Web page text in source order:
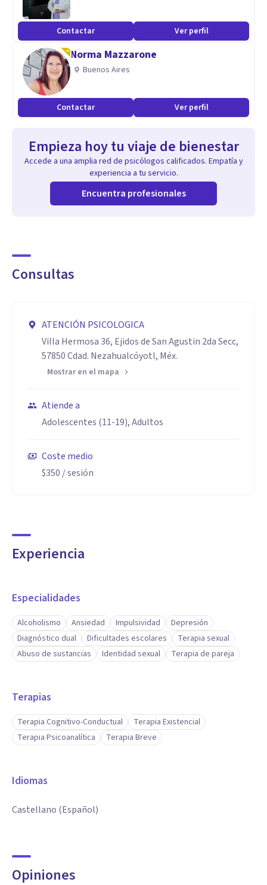
Contactar Ver perfil
Norma Mazzarone
Buenos Aires
Contactar Ver perfil
Empieza hoy tu viaje de bienestar
Accede a una amplia red de psicólogos calificados. Empatía y
experiencia a tu servicio.
Encuentra profesionales
Consultas
ATENCIÓN PSICOLOGICA
Villa Hermosa 36, Ejidos de San Agustin 2da Secc,
57850 Cdad. Nezahualcóyotl, Méx.
Mostrar en el mapa
Atiende a
Adolescentes (11-19), Adultos
Coste medio
$350 / sesión
Experiencia
Especialidades
Alcoholismo Ansiedad Impulsividad
Depresión
Diagnóstico dual
Dificultades escolares
Terapia sexual
Abuso de sustancias
Identidad sexual Terapia de pareja
Terapias
Terapia Cognitivo-Conductual
Terapia Existencial
Terapia Psicoanalítica
Terapia Breve
Idiomas
Castellano (Español)
Opiniones